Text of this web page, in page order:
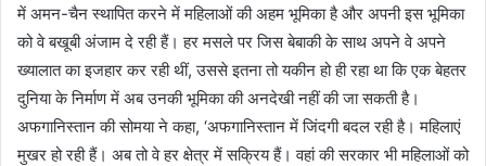
में अमन-चैन स्थापित करने में महिलाओं की अहम भूमिका है और अपनी इस भूमिका
को वे बखूबी अंजाम दे रही हैं। हर मसले पर जिस बेबाकी के साथ अपने वे अपने
ख्यालात का इजहार कर रही थीं, उससे इतना तो यकीन हो ही रहा था कि एक बेहतर
दुनिया के निर्माण में अब उनकी भूमिका की अनदेखी नहीं की जा सकती है।
अफगानिस्तान की सोमया ने कहा, ‘अफगानिस्तान में जिंदगी बदल रही है। महिलाएं
मुखर हो रही हैं। अब तो वे हर क्षेत्र में सक्रिय हैं। वहां की सरकार भी महिलाओं को